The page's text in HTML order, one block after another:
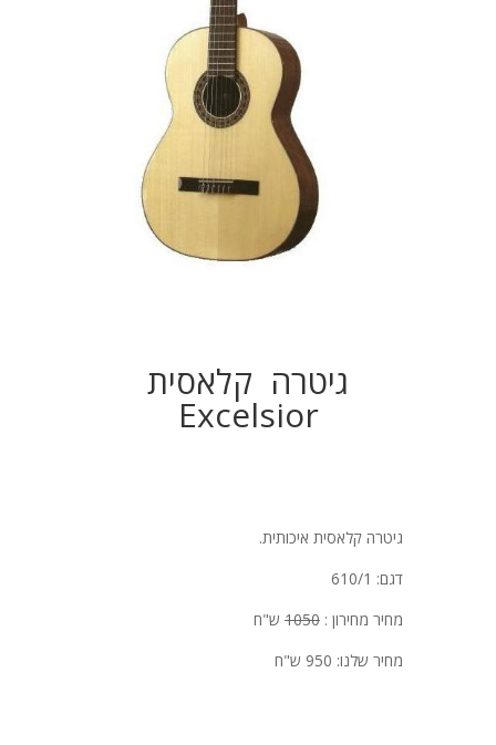
גיטרה קלאסית
Excelsior
גיטרה קלאסית איכותית.
דגם: 610/1
מחיר מחירון : 1050 ש"ח
מחיר שלנו: 950 ש"ח